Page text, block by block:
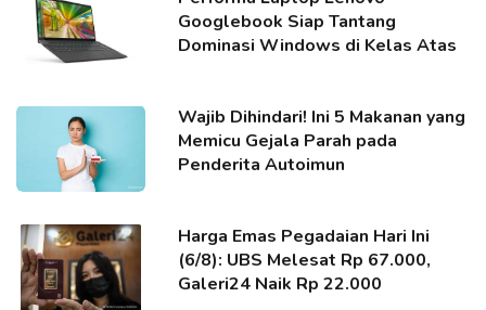
Googlebook Siap Tantang
Dominasi Windows di Kelas Atas
Wajib Dihindari! Ini 5 Makanan yang
Memicu Gejala Parah pada
Penderita Autoimun
Harga Emas Pegadaian Hari Ini
(6/8): UBS Melesat Rp 67.000,
Galeri24 Naik Rp 22.000